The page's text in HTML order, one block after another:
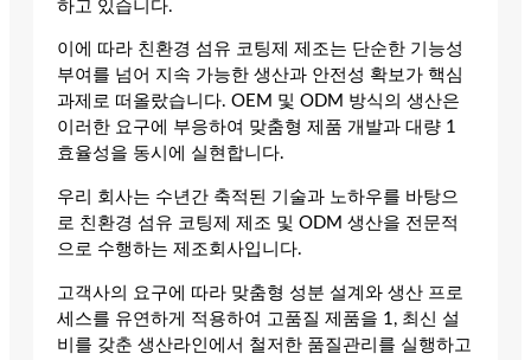
하고 있습니다.
이에 따라 친환경 섬유 코팅제 제조는 단순한 기능성
부여를 넘어 지속 가능한 생산과 안전성 확보가 핵심
과제로 떠올랐습니다. OEM 및 ODM 방식의 생산은
이러한 요구에 부응하여 맞춤형 제품 개발과 대량 1
효율성을 동시에 실현합니다.
우리 회사는 수년간 축적된 기술과 노하우를 바탕으
로 친환경 섬유 코팅제 제조 및 ODM 생산을 전문적
으로 수행하는 제조회사입니다.
고객사의 요구에 따라 맞춤형 성분 설계와 생산 프로
세스를 유연하게 적용하여 고품질 제품을 1, 최신 설
비를 갖춘 생산라인에서 철저한 품질관리를 실행하고